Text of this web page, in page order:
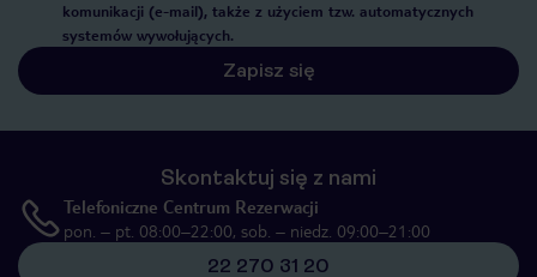
komunikacji (e-mail), także z użyciem tzw. automatycznych
systemów wywołujących.
Zapisz się
Skontaktuj się z nami
Telefoniczne Centrum Rezerwacji
pon. – pt. 08:00–22:00, sob. – niedz. 09:00–21:00
22 270 31 20